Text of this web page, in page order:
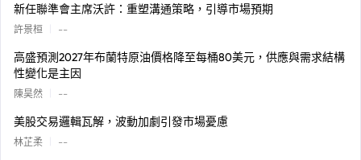
新任聯準會主席沃許：重塑溝通策略，引導市場預期
許景桓 --
高盛預測2027年布蘭特原油價格降至每桶80美元，供應與需求結構
性變化是主因
陳昊然 --
美股交易邏輯瓦解，波動加劇引發市場憂慮
林芷柔 --